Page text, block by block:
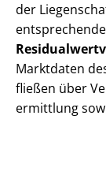
der
Marktdaten
fließen über
ermitt­lung